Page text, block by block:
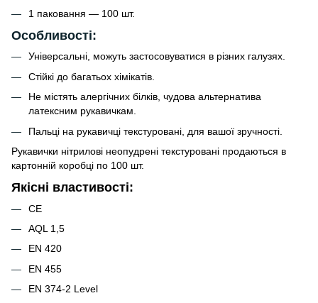
1 паковання — 100 шт.
Особливості:
Універсальні, можуть застосовуватися в різних галузях.
Стійкі до багатьох хімікатів.
Не містять алергічних білків, чудова альтернатива
латексним рукавичкам.
Пальці на рукавичці текстуровані, для вашої зручності.
Рукавички нітрилові неопудрені текстуровані продаються в
картонній коробці по 100 шт.
Якісні властивості:
CE
AQL 1,5
EN 420
EN 455
EN 374-2 Level